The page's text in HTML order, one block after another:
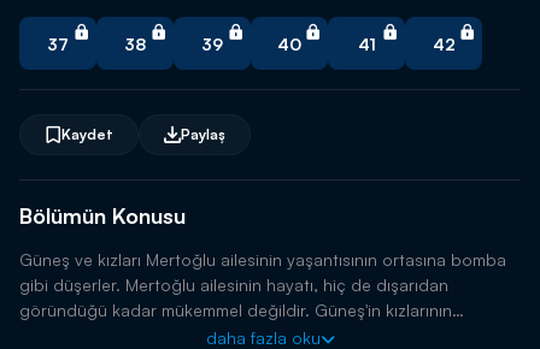
Bölümün Konusu
Güneş ve kızları Mertoğlu ailesinin yaşantısının ortasına bomba
gibi düşerler. Mertoğlu ailesinin hayatı, hiç de dışarıdan
göründüğü kadar mükemmel değildir. Güneş'in kızlarının
gelişiyle, tüm dengeler değişecek ve bütün sırlar ortaya
daha fazla oku
Kaydet Paylaş
37 38 39 40 41 42